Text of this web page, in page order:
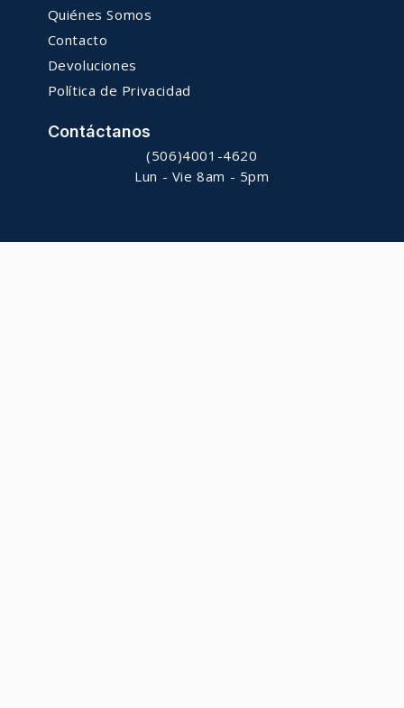
Quiénes Somos
Contacto
Devoluciones
Política de Privacidad
Contáctanos
(506)4001-4620
Lun - Vie 8am - 5pm